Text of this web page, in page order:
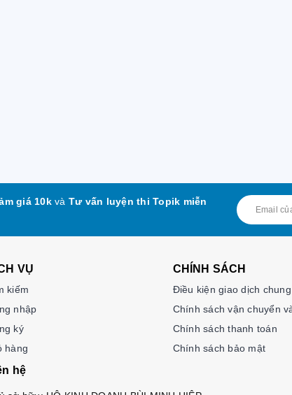
giá 10kvà Tư vấn luyện thi Topik miễn
VỤ
kiếm
nhập
ký
hàng
CHÍNH SÁCH
Điều kiện giao dịch chung
Chính sách vận chuyển
Chính sách thanh toán
Chính sách bảo mật
hệ